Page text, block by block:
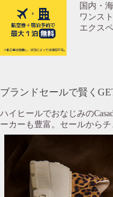
国内・
ワンス
エクス
ブランドセールで賢く
ハイヒールでおなじみの
ーカーも豊富。セールから